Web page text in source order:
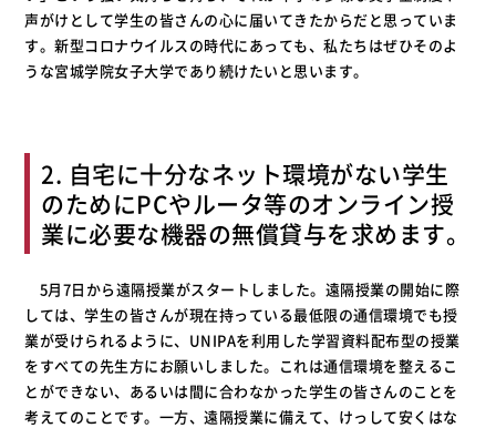
声がけとして学生の皆さんの心に届いてきたからだと思っていま
す。新型コロナウイルスの時代にあっても、私たちはぜひそのよ
うな宮城学院女子大学であり続けたいと思います。
2. 自宅に十分なネット環境がない学生
のためにPCやルータ等のオンライン授
業に必要な機器の無償貸与を求めます。
5月7日から遠隔授業がスタートしました。遠隔授業の開始に際
しては、学生の皆さんが現在持っている最低限の通信環境でも授
業が受けられるように、UNIPAを利用した学習資料配布型の授業
をすべての先生方にお願いしました。これは通信環境を整えるこ
とができない、あるいは間に合わなかった学生の皆さんのことを
考えてのことです。一方、遠隔授業に備えて、けっして安くはな